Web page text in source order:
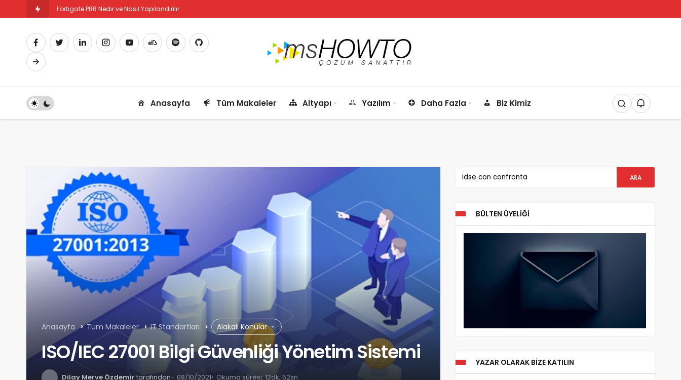
Fortigate PBR Nedir ve Nasıl Yapılandırılır
Anasayfa Tüm Makaleler Altyapı Yazılım Daha Fazla Biz Kimiz
Anasayfa Tüm Makaleler IT Standartları Alakalı Konular
ISO/IEC 27001 Bilgi Güvenliği Yönetim Sistemi
Dilay Merve Özdemir tarafından 08/10/2021 Okuma süresi: 12dk, 52sn
BÜLTEN ÜYELIĞI
YAZAR OLARAK BIZE KATILIN